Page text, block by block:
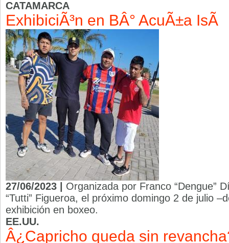
CATAMARCA
ExhibiciÃ³n en BÂ° AcuÃ±a IsÃ­
27/06/2023 | Organizada por Franco “Dengue”
“Tutti” Figueroa, el próximo domingo 2 de julio
exhibición en boxeo.
EE.UU.
Â¿Capricho queda sin